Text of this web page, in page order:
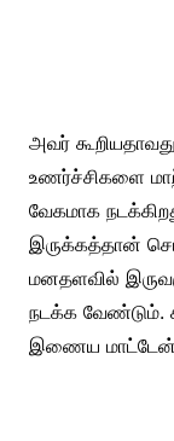
அவர்
உணர்ச்சிகளை
வேகமாக
இருக்கத்தான்
மனதளவில்
நடக்க வேண்டும்.
இணைய மாட்டேன்”